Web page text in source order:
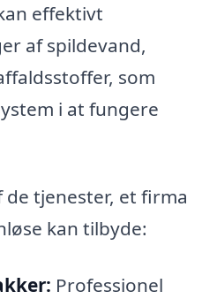
effektivt
af spildevand,
som
i at fungere
tjenester, et firma
kan tilbyde:
Professionel